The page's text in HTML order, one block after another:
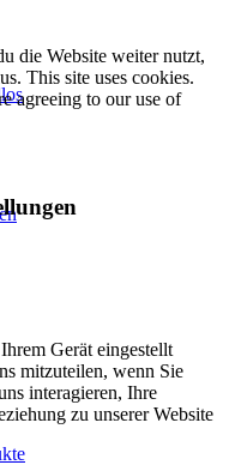
die Website weiter nutzt,
This site uses cookies.
agreeing to our use of
Gerät eingestellt
mitzuteilen, wenn Sie
interagieren, Ihre
zu unserer Website